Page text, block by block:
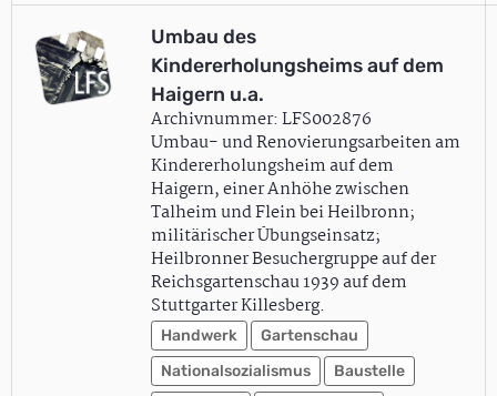
Umbau des
Kindererholungsheims auf dem
Haigern u.a.
Archivnummer: LFS002876
Umbau- und Renovierungsarbeiten am
Kindererholungsheim auf dem
Haigern, einer Anhöhe zwischen
Talheim und Flein bei Heilbronn;
militärischer Übungseinsatz;
Heilbronner Besuchergruppe auf der
Reichsgartenschau 1939 auf dem
Stuttgarter Killesberg.
Handwerk
Gartenschau
Nationalsozialismus
Baustelle